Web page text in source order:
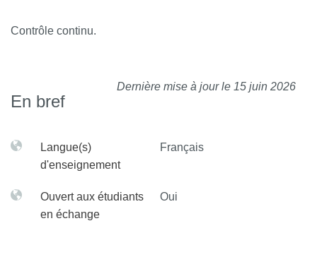
Contrôle continu.
Dernière mise à jour le 15 juin 2026
En bref
Langue(s)
d'enseignement
Français
Ouvert aux étudiants
en échange
Oui